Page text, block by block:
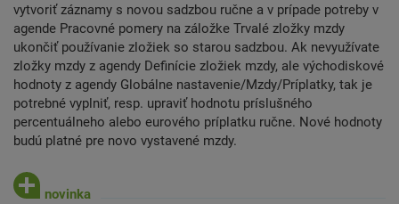
vytvoriť záznamy s novou sadzbou ručne a v prípade potreby v
agende Pracovné pomery na záložke Trvalé zložky mzdy
ukončiť používanie zložiek so starou sadzbou. Ak nevyužívate
zložky mzdy z agendy Definície zložiek mzdy, ale východiskové
hodnoty z agendy Globálne nastavenie/Mzdy/Príplatky, tak je
potrebné vyplniť, resp. upraviť hodnotu príslušného
percentuálneho alebo eurového príplatku ručne. Nové hodnoty
budú platné pre novo vystavené mzdy.